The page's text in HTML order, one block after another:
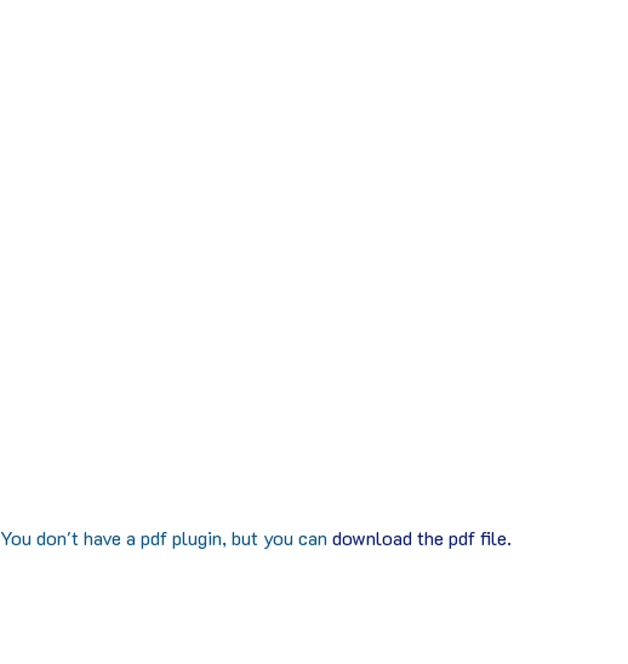
You don't have a pdf plugin, but you can download the pdf file.